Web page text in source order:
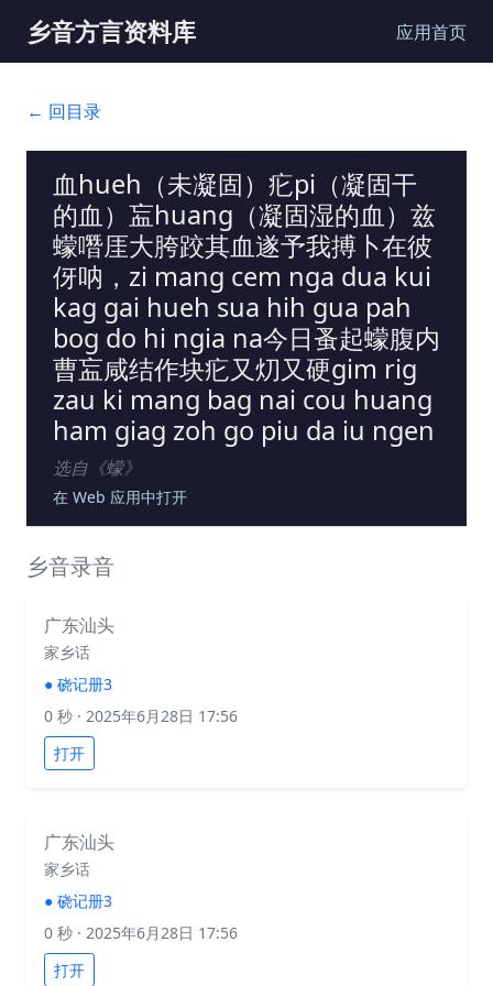
乡音方言资料库 应用首页
← 回目录
血hueh（未凝固）疕pi（凝固干
的血）衁huang（凝固湿的血）兹
蠓噆厓大胯跤其血遂予我搏卜在彼
伢呐，zi mang cem nga dua kui
kag gai hueh sua hih gua pah
bog do hi ngia na今日蚤起蠓腹内
曹衁咸结作块疕又灱又硬gim rig
zau ki mang bag nai cou huang
ham giag zoh go piu da iu ngen
选自《蠓》
在 Web 应用中打开
乡音录音
广东汕头
家乡话
● 硗记册3
0 秒 · 2025年6月28日 17:56
打开
广东汕头
家乡话
● 硗记册3
0 秒 · 2025年6月28日 17:56
打开